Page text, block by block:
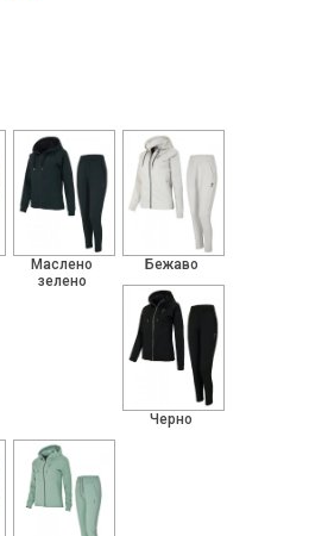
Маслено
зелено
Бежаво
Черно